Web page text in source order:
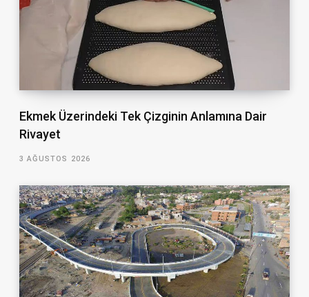
Ekmek Üzerindeki Tek Çizginin Anlamına Dair
Rivayet
3 AĞUSTOS 2026